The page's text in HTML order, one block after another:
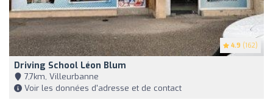
4.9 (162)
Driving School Léon Blum
7,7km, Villeurbanne
Voir les données d'adresse et de contact